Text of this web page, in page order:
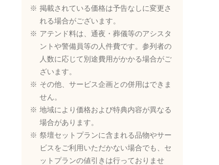
掲載されている価格は予告なしに変更さ
れる場合がございます。
アテンド料は、通夜・葬儀等のアシスタ
ントや警備員等の人件費です。参列者の
人数に応じて別途費用がかかる場合がご
ざいます。
その他、サービス企画との併用はできま
せん。
地域により価格および特典内容が異なる
場合があります。
祭壇セットプランに含まれる品物やサー
ビスをご利用いただかない場合でも、セ
ットプランの値引きは行っておりませ